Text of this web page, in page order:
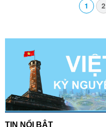
1 2
TIN NỔI BẬT